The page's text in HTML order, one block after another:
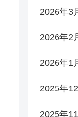
2026年3
2026年2
2026年1
2025年12
2025年11